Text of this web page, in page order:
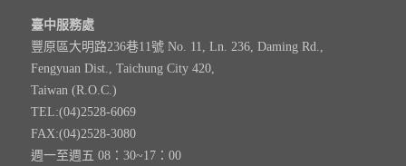
臺中服務處
豐原區大明路236巷11號 No. 11, Ln. 236, Daming Rd.,
Fengyuan Dist., Taichung City 420,
Taiwan (R.O.C.)
TEL:(04)2528-6069
FAX:(04)2528-3080
週一至週五 08：30~17：00